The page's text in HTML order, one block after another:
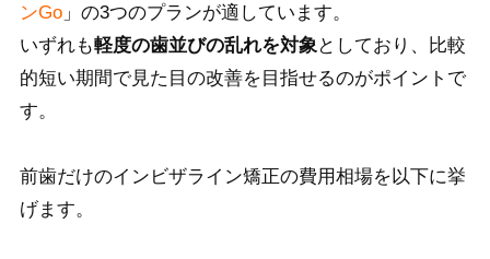
ンGo」の3つのプランが適しています。
いずれも軽度の歯並びの乱れを対象としており、比較
的短い期間で見た目の改善を目指せるのがポイントで
す。
前歯だけのインビザライン矯正の費用相場を以下に挙
げます。